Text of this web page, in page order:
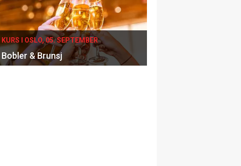
KURS I OSLO, 05. SEPTEMBER
Bobler & Brunsj